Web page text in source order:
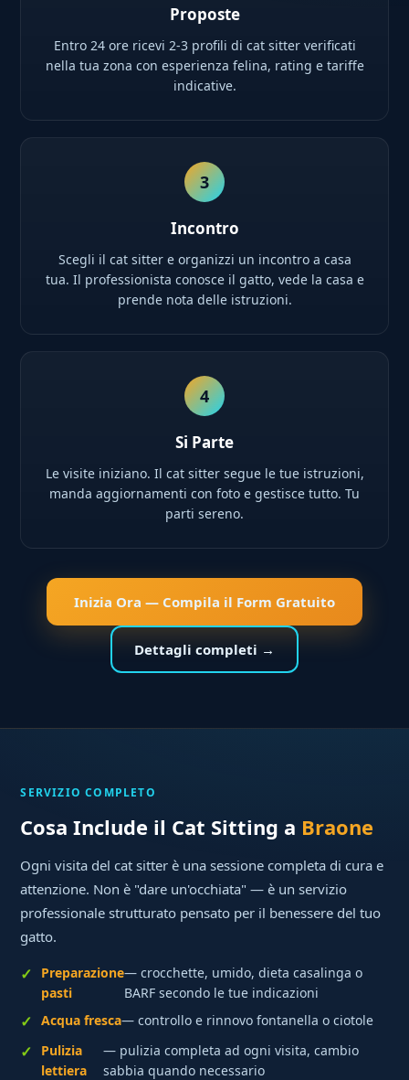
Proposte
Entro 24 ore ricevi 2-3 profili di cat sitter verificati
nella tua zona con esperienza felina, rating e tariffe
indicative.
3
Incontro
Scegli il cat sitter e organizzi un incontro a casa
tua. Il professionista conosce il gatto, vede la casa e
prende nota delle istruzioni.
4
Si Parte
Le visite iniziano. Il cat sitter segue le tue istruzioni,
manda aggiornamenti con foto e gestisce tutto. Tu
parti sereno.
Inizia Ora — Compila il Form Gratuito
Dettagli completi →
SERVIZIO COMPLETO
Cosa Include il Cat Sitting a Braone
Ogni visita del cat sitter è una sessione completa di cura e
attenzione. Non è "dare un'occhiata" — è un servizio
professionale strutturato pensato per il benessere del tuo
gatto.
Preparazione
pasti
— crocchette, umido, dieta casalinga o
BARF secondo le tue indicazioni
Acqua fresca— controllo e rinnovo fontanella o ciotole
Pulizia
lettiera
— pulizia completa ad ogni visita, cambio
sabbia quando necessario